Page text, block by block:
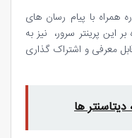
همراه با پیام رسان های
این پرینتر سرور، نیز به
معرفی و اشتراک گذاری
ها